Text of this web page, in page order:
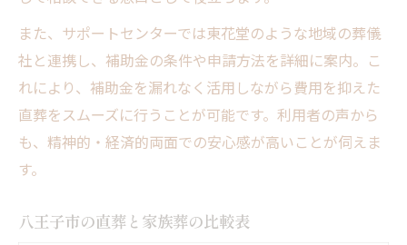
また、サポートセンターでは東花堂のような地域の葬儀
社と連携し、補助金の条件や申請方法を詳細に案内。こ
れにより、補助金を漏れなく活用しながら費用を抑えた
直葬をスムーズに行うことが可能です。利用者の声から
も、精神的・経済的両面での安心感が高いことが伺えま
す。
八王子市の直葬と家族葬の比較表